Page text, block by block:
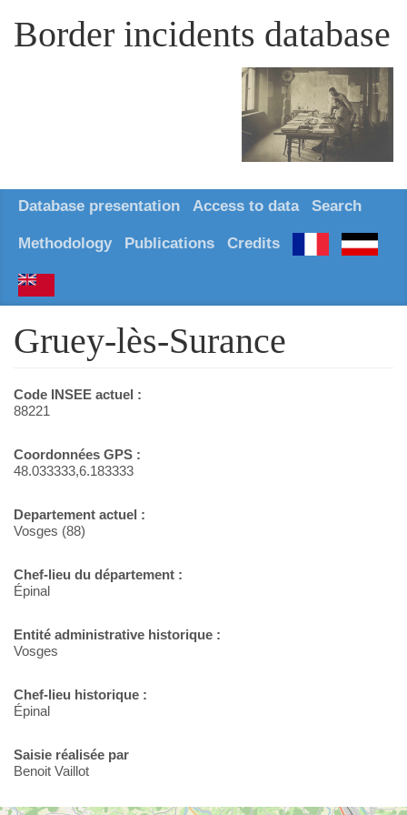
Border incidents database
Database presentation Access to data Search
Methodology Publications Credits
Gruey-lès-Surance
Code INSEE actuel :
88221
Coordonnées GPS :
48.033333,6.183333
Departement actuel :
Vosges (88)
Chef-lieu du département :
Épinal
Entité administrative historique :
Vosges
Chef-lieu historique :
Épinal
Saisie réalisée par
Benoit Vaillot